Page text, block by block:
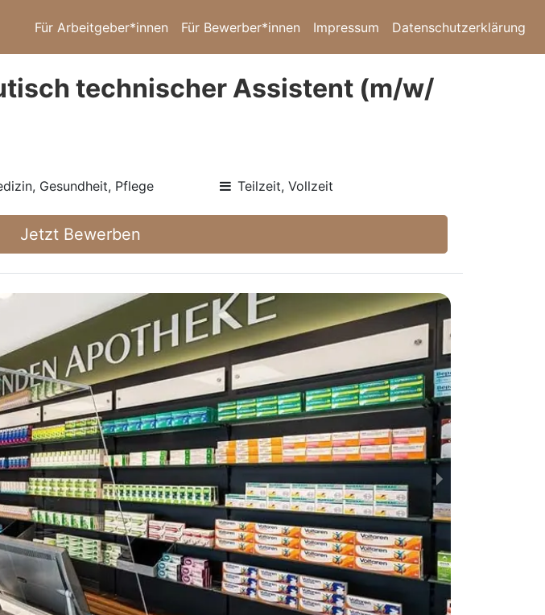
Für Arbeitgeber*innen Für Bewerber*innen Impressum Datenschutzerklärung
technischer Assistent (m/w/
Gesundheit, Pflege Teilzeit, Vollzeit
Jetzt Bewerben